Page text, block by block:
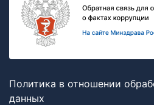
Политика в отношении
данных